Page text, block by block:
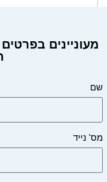
מעוניינים
שם
מס' נייד